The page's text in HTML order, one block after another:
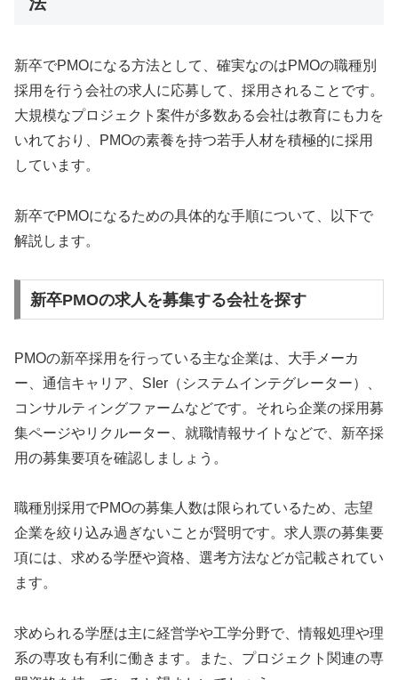
新卒でPMOになる方法として、確実なのはPMOの職種別
採用を行う会社の求人に応募して、採用されることです。
大規模なプロジェクト案件が多数ある会社は教育にも力を
いれており、PMOの素養を持つ若手人材を積極的に採用
しています。
新卒でPMOになるための具体的な手順について、以下で
解説します。
新卒PMOの求人を募集する会社を探す
PMOの新卒採用を行っている主な企業は、大手メーカ
ー、通信キャリア、SIer（システムインテグレーター）、
コンサルティングファームなどです。それら企業の採用募
集ページやリクルーター、就職情報サイトなどで、新卒採
用の募集要項を確認しましょう。
職種別採用でPMOの募集人数は限られているため、志望
企業を絞り込み過ぎないことが賢明です。求人票の募集要
項には、求める学歴や資格、選考方法などが記載されてい
ます。
求められる学歴は主に経営学や工学分野で、情報処理や理
系の専攻も有利に働きます。また、プロジェクト関連の専